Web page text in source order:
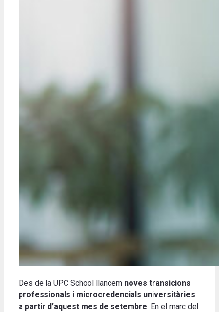
Des de la UPC School llancem noves transicions
professionals i microcredencials universitàries
a partir d’aquest mes de setembre. En el marc del